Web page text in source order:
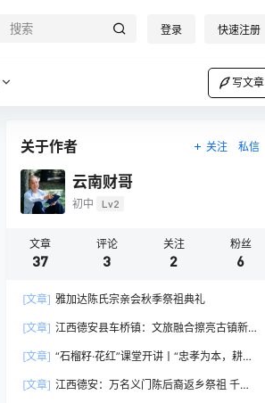
登录 快速注册
写文章
关于作者 关注 私信
云南财哥
初中 Lv2
文章
37
评论
3
关注
2
粉丝
6
[文章] 雅加达陈氏宗亲会秋季祭祖典礼
[文章] 江西德安县车桥镇：文旅融合擦亮古镇新
[文章] “石榴籽·花红”课堂开讲丨“忠孝为本，耕读
[文章] 江西德安：万名义门陈后裔返乡祭祖 千年